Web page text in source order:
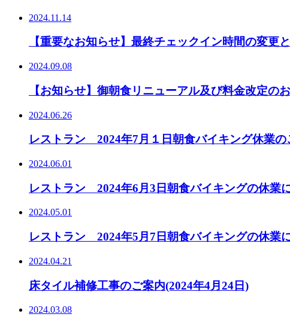
2024.11.14
【重要なお知らせ】最終チェックイン時間の変更
2024.09.08
【お知らせ】御朝食リニューアル及び料金改定の
2024.06.26
レストラン 2024年7月１日朝食バイキング休業の
2024.06.01
レストラン 2024年6月3日朝食バイキングの休業
2024.05.01
レストラン 2024年5月7日朝食バイキングの休業
2024.04.21
床タイル補修工事のご案内(2024年4月24日)
2024.03.08